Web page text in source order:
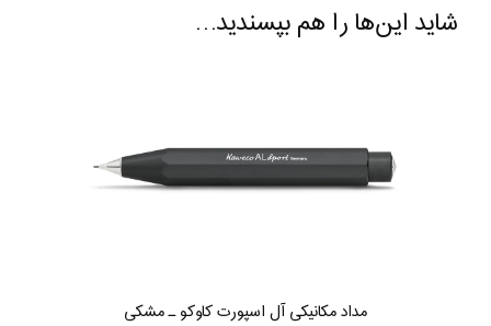
شاید این‌ها را هم بپسندید…
مداد مکانیکی آل اسپورت کاوکو ـ مشکی